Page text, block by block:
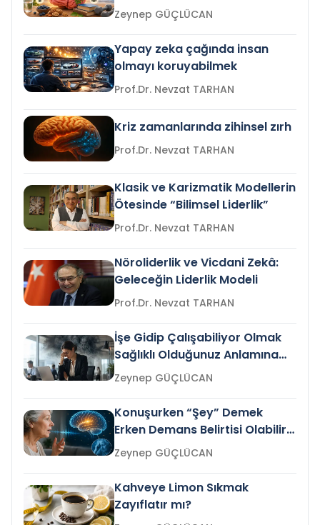
Zeynep GÜÇLÜCAN
Yapay zeka çağında insan
olmayı koruyabilmek
Prof.Dr. Nevzat TARHAN
Kriz zamanlarında zihinsel zırh
Prof.Dr. Nevzat TARHAN
Klasik ve Karizmatik Modellerin
Ötesinde “Bilimsel Liderlik”
Prof.Dr. Nevzat TARHAN
Nöroliderlik ve Vicdani Zekâ:
Geleceğin Liderlik Modeli
Prof.Dr. Nevzat TARHAN
İşe Gidip Çalışabiliyor Olmak
Sağlıklı Olduğunuz Anlamına
Gelir mi?Zeynep GÜÇLÜCAN
Konuşurken “Şey” Demek
Erken Demans Belirtisi Olabilir
mi?
Zeynep GÜÇLÜCAN
Kahveye Limon Sıkmak
Zayıflatır mı?